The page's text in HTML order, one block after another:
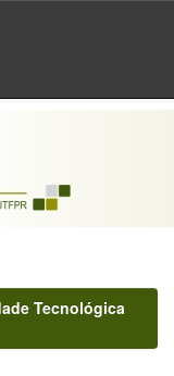
Tecnológica